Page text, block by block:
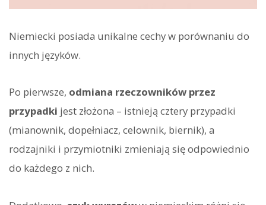
Niemiecki posiada unikalne cechy w porównaniu do
innych języków.
Po pierwsze, odmiana rzeczowników przez
przypadki jest złożona – istnieją cztery przypadki
(mianownik, dopełniacz, celownik, biernik), a
rodzajniki i przymiotniki zmieniają się odpowiednio
do każdego z nich.